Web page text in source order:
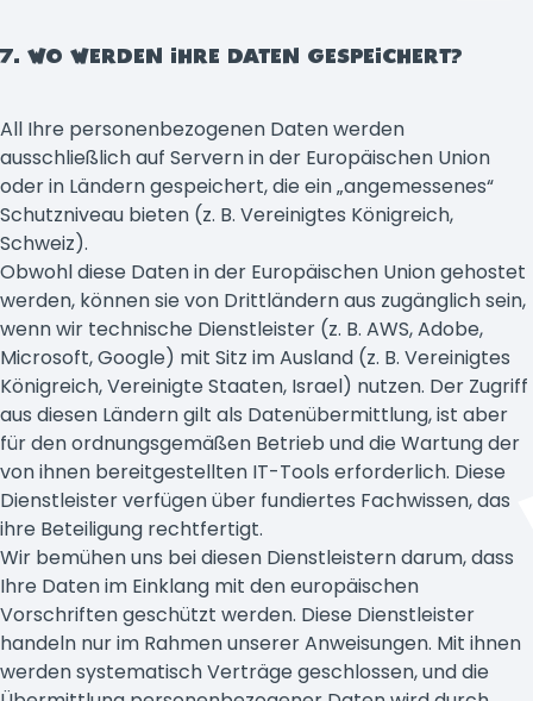
7. WO WERDEN IHRE DATEN GESPEICHERT?
All Ihre personenbezogenen Daten werden
ausschließlich auf Servern in der Europäischen Union
oder in Ländern gespeichert, die ein „angemessenes“
Schutzniveau bieten (z. B. Vereinigtes Königreich,
Schweiz).
Obwohl diese Daten in der Europäischen Union gehostet
werden, können sie von Drittländern aus zugänglich sein,
wenn wir technische Dienstleister (z. B. AWS, Adobe,
Microsoft, Google) mit Sitz im Ausland (z. B. Vereinigtes
Königreich, Vereinigte Staaten, Israel) nutzen. Der Zugriff
aus diesen Ländern gilt als Datenübermittlung, ist aber
für den ordnungsgemäßen Betrieb und die Wartung der
von ihnen bereitgestellten IT-Tools erforderlich. Diese
Dienstleister verfügen über fundiertes Fachwissen, das
ihre Beteiligung rechtfertigt.
Wir bemühen uns bei diesen Dienstleistern darum, dass
Ihre Daten im Einklang mit den europäischen
Vorschriften geschützt werden. Diese Dienstleister
handeln nur im Rahmen unserer Anweisungen. Mit ihnen
werden systematisch Verträge geschlossen, und die